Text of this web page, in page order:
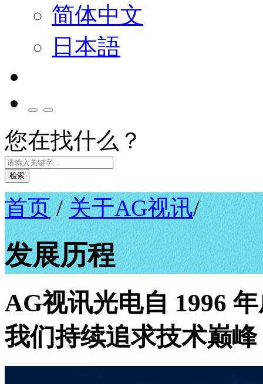
简体中文
日本語
您在找什么？
检索
首页 / 关于AG视讯/
发展历程
AG视讯光电自 1996
我们持续追求技术巅峰